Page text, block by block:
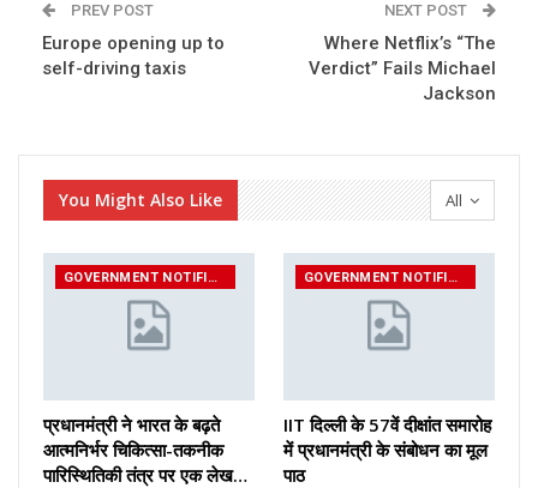
PREV POST
Europe opening up to
self-driving taxis
NEXT POST
Where Netflix’s “The
Verdict” Fails Michael
Jackson
All
You Might Also Like
GOVERNMENT NOTIFICATIONS
प्रधानमंत्री ने भारत के बढ़ते
आत्मनिर्भर चिकित्सा-तकनीक
पारिस्थितिकी तंत्र पर एक लेख…
GOVERNMENT NOTIFICATIONS
IIT दिल्ली के 57वें दीक्षांत समारोह
में प्रधानमंत्री के संबोधन का मूल
पाठ